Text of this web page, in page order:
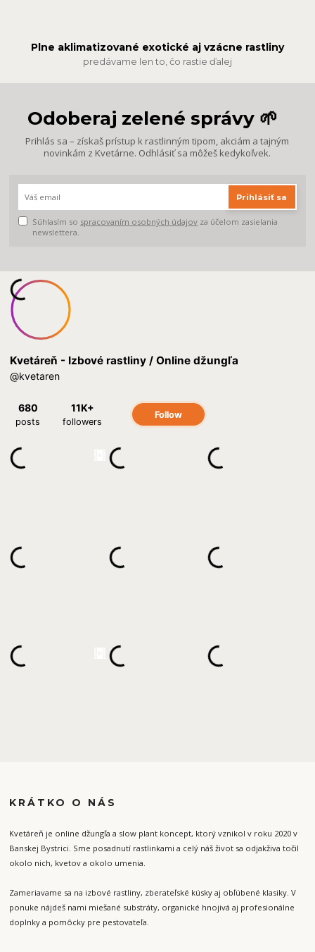
Plne aklimatizované exotické aj vzácne rastliny
predávame len to, čo rastie ďalej
Odoberaj zelené správy 🌱
Prihlás sa – získaš prístup k rastlinným tipom, akciám a tajným
novinkám z Kvetárne. Odhlásiť sa môžeš kedykoľvek.
Prihlásiť sa
Súhlasím so spracovaním osobných údajov za účelom zasielania
newslettera.
KRÁTKO O NÁS
Kvetáreň je online džungľa a slow plant koncept, ktorý vznikol v roku 2020 v
Banskej Bystrici. Sme posadnutí rastlinkami a celý náš život sa odjakživa točil
okolo nich, kvetov a okolo umenia.
Zameriavame sa na izbové rastliny, zberateľské kúsky aj obľúbené klasiky. V
ponuke nájdeš nami miešané substráty, organické hnojivá aj profesionálne
doplnky a pomôcky pre pestovateľa.